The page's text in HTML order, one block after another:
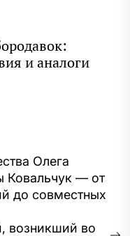
и аналоги
Олега
Ковальчук — от
до совместных
возникший во